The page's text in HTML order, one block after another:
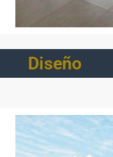
Diseño